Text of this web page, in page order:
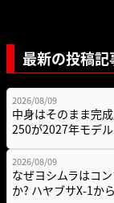
最新の投稿
2026/08/09
中身はそのまま完
250が2027年モデ
2026/08/09
なぜヨシムラはコ
か? ハヤブサX-1か